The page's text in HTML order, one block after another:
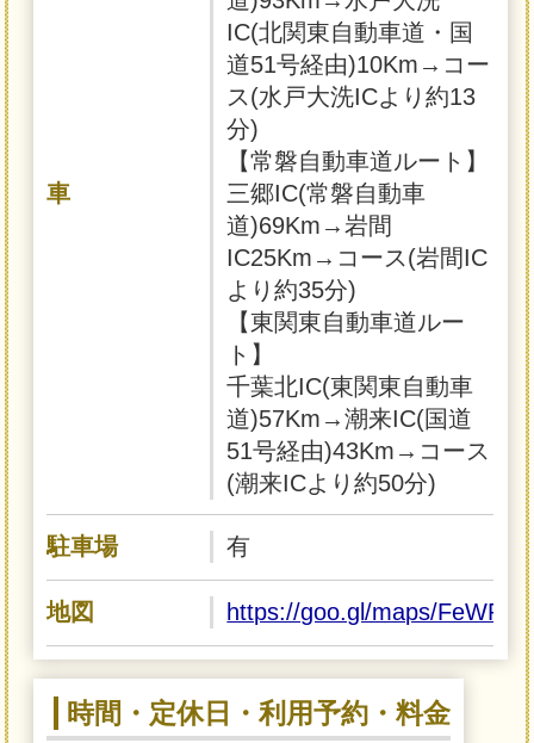
車
IC(北関東自動車道・国
道51号経由)10Km→コー
ス(水戸大洗ICより約13
分)
【常磐自動車道ルート】
三郷IC(常磐自動車
道)69Km→岩間
IC25Km→コース(岩間IC
より約35分)
【東関東自動車道ルー
ト】
千葉北IC(東関東自動車
道)57Km→潮来IC(国道
51号経由)43Km→コース
(潮来ICより約50分)
駐車場 有
地図 https://goo.gl/maps/
時間・定休日・利用予約・料金